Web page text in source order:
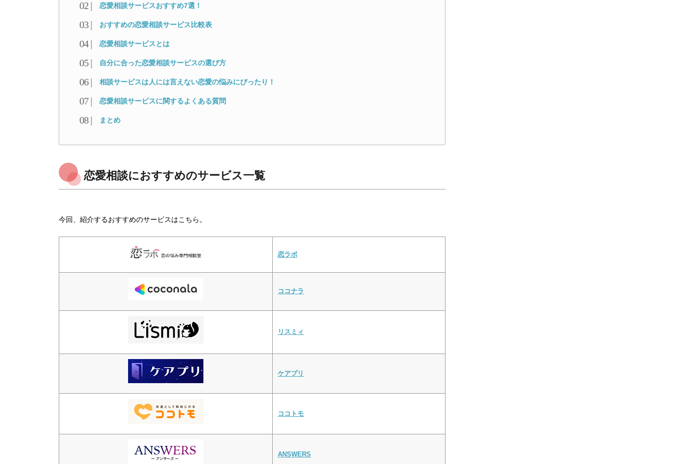
恋愛相談サービスおすすめ7選！
おすすめの恋愛相談サービス比較表
恋愛相談サービスとは
自分に合った恋愛相談サービスの選び方
相談サービスは人には言えない恋愛の悩みにぴったり！
恋愛相談サービスに関するよくある質問
まとめ
恋愛相談におすすめのサービス一覧
今回、紹介するおすすめのサービスはこちら。
恋ラボ
ココナラ
リスミィ
ケアプリ
ココトモ
ANSWERS